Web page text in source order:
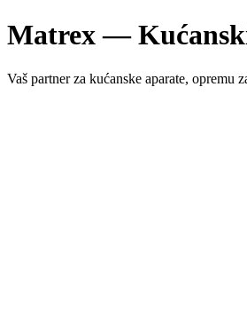
Matrex —
Vaš partner za kućanske aparate, opremu